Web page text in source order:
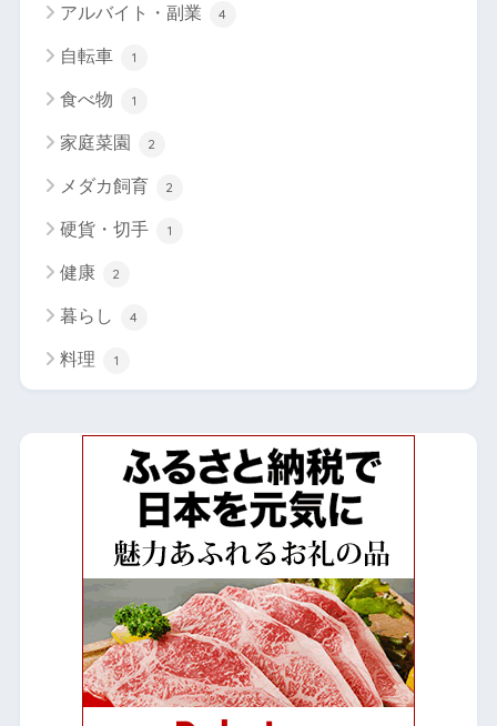
アルバイト・副業 4
自転車 1
食べ物 1
家庭菜園 2
メダカ飼育 2
硬貨・切手 1
健康 2
暮らし 4
料理 1